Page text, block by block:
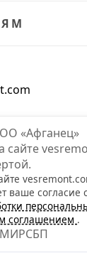
аксессуары
«Афганец»
ваше согласие с
соглашением .
МИРСБП